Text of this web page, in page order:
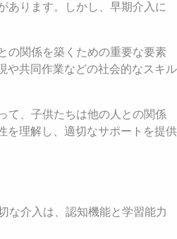
あります。しかし、早期介入に
の関係を築くための重要な要素
や共同作業などの社会的なスキル
て、子供たちは他の人との関係
を理解し、適切なサポートを提供
な介入は、認知機能と学習能力